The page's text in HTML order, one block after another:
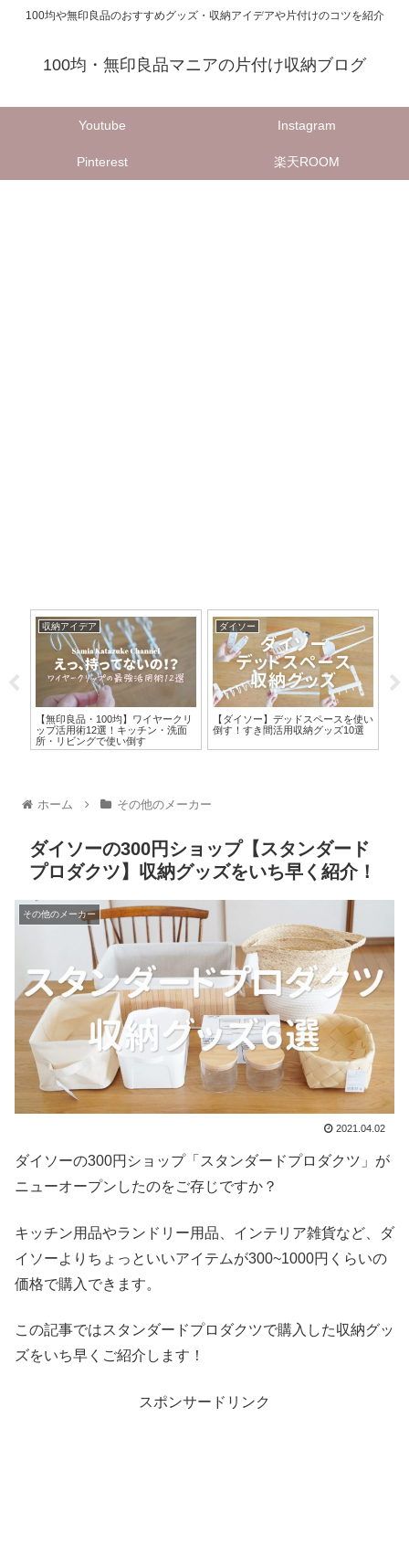
100均や無印良品のおすすめグッズ・収納アイデアや片付けのコツを紹介
100均・無印良品マニアの片付け収納ブログ
Youtube Instagram
Pinterest 楽天ROOM
収納アイデア
【無印良品・100均】ワイヤークリ
ップ活用術12選！キッチン・洗面
所・リビングで使い倒す
ダイソー
【ダイソー】デッドスペースを使い
倒す！すき間活用収納グッズ10選
ホーム その他のメーカー
ダイソーの300円ショップ【スタンダード
プロダクツ】収納グッズをいち早く紹介！
その他のメーカー
2021.04.02
ダイソーの300円ショップ「スタンダードプロダクツ」が
ニューオープンしたのをご存じですか？
キッチン用品やランドリー用品、インテリア雑貨など、ダ
イソーよりちょっといいアイテムが300~1000円くらいの
価格で購入できます。
この記事ではスタンダードプロダクツで購入した収納グッ
ズをいち早くご紹介します！
スポンサードリンク